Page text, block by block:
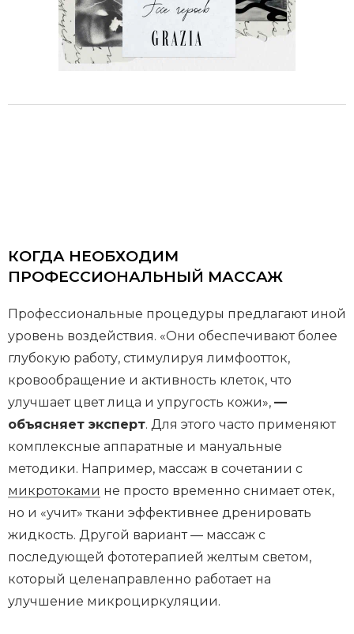
КОГДА НЕОБХОДИМ
ПРОФЕССИОНАЛЬНЫЙ МАССАЖ
Профессиональные процедуры предлагают иной
уровень воздействия. «Они обеспечивают более
глубокую работу, стимулируя лимфоотток,
кровообращение и активность клеток, что
улучшает цвет лица и упругость кожи», —
объясняет эксперт. Для этого часто применяют
комплексные аппаратные и мануальные
методики. Например, массаж в сочетании с
микротоками не просто временно снимает отек,
но и «учит» ткани эффективнее дренировать
жидкость. Другой вариант — массаж с
последующей фототерапией желтым светом,
который целенаправленно работает на
улучшение микроциркуляции.